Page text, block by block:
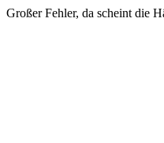
Großer Fehler, da scheint die